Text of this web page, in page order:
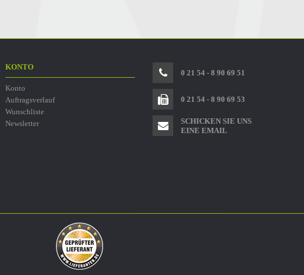
KONTO
Konto
Auftragsverlauf
Wunschliste
Newsletter
0 21 54 - 8 90 69 51
0 21 54 - 8 90 69 53
SCHICKEN SIE UNS
EINE EMAIL